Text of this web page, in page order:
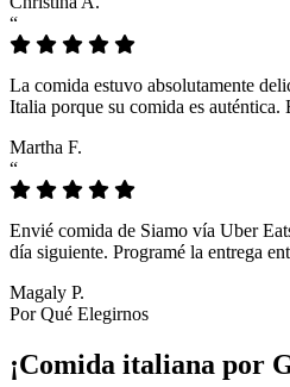
“
La comida estuvo absolutamente
Italia porque su comida es
Martha F.
“
Envié comida de Siamo vía Uber
día siguiente. Programé la entrega
Magaly P.
Por Qué Elegirnos
¡Comida italiana por